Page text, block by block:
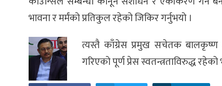
भावना र मर्मंको प्रतिकुल रहेको जिकिर गर्नुभयो ।
त्यस्तै काँग्रेस प्रमुख सचेतक
गरिएको पूर्ण प्रेस स्वतन्त्रताविरुद्ध